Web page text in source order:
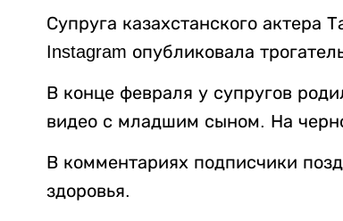
Супруга казахстанского актера
Instagram опубликовала
В конце февраля у супругов
видео с младшим сыном. На
В комментариях подписчики
здоровья.